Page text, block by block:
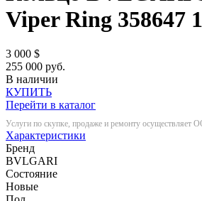
Viper Ring 358647
3 000 $
255 000 руб.
В наличии
КУПИТЬ
Перейти в каталог
Услуги по скупке, продаже и ремонту
Характеристики
Бренд
BVLGARI
Состояние
Новые